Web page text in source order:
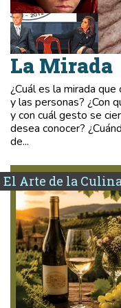
La Mirada
¿Cuál es la mirada
y las personas? ¿Con
y con cuál gesto se
desea conocer?
de...
El Arte de la